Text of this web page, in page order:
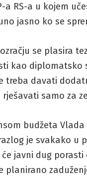
a RS-a u kojem
jasno ko se
se plasira
kao diplomatsko
treba davati
samo za
budžeta
je svakako u
javni dug
planirano